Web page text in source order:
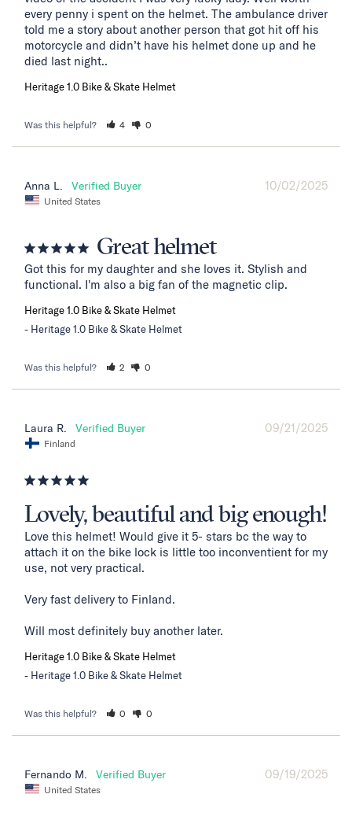
every penny i spent on the helmet. The ambulance driver
told me a story about another person that got hit off his
motorcycle and didn’t have his helmet done up and he
died last night..
Heritage 1.0 Bike & Skate Helmet
Was this helpful? 4 0
10/02/2025
Anna L.
United States
Great helmet
Got this for my daughter and she loves it. Stylish and
functional. I'm also a big fan of the magnetic clip.
Heritage 1.0 Bike & Skate Helmet
Heritage 1.0 Bike & Skate Helmet
Was this helpful? 2 0
09/21/2025
Laura R.
Finland
Lovely, beautiful and big enough!
Love this helmet! Would give it 5- stars bc the way to
attach it on the bike lock is little too inconventient for my
use, not very practical.
Very fast delivery to Finland.
Will most definitely buy another later.
Heritage 1.0 Bike & Skate Helmet
Heritage 1.0 Bike & Skate Helmet
Was this helpful? 0 0
09/19/2025
Fernando M.
United States